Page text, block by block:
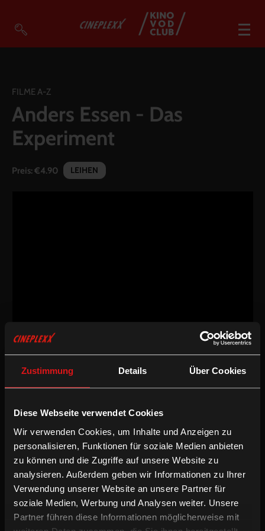
Zustimmung Details Über Cookies
Diese Webseite verwendet Cookies
Wir verwenden Cookies, um Inhalte und Anzeigen zu
personalisieren, Funktionen für soziale Medien anbieten
zu können und die Zugriffe auf unsere Website zu
analysieren. Außerdem geben wir Informationen zu Ihrer
Verwendung unserer Website an unsere Partner für
soziale Medien, Werbung und Analysen weiter. Unsere
Partner führen diese Informationen möglicherweise mit
So geht’s
Filmpakete
Gutscheine
Account
FILME A-Z
Anders Essen - Das
Experiment
Preis:€4.90 LEIHEN
Dokumentarfilm
AT
Kamera:Christian Roth, Michael Rottmann, Valentin
Schnitt:Alexandra Wedenig
Sprache & Untertitel:
Deutsche OV
Dokumentarfilm
Unsere Art zu essen belastet das Klima. Doch wie groß ist die
CO2-Last tatsächlich und stimmt die Behauptung, dass unsere
Rinder eigentlich auf den Feldern der Sojabauern in Brasilien
stehen? Für den Film "Anders essen – Das Experiment" wird